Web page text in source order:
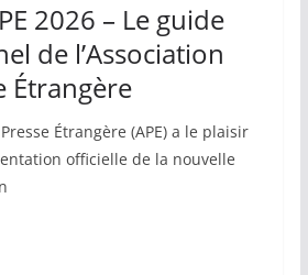
2026 – Le guide
de l’Association
Étrangère
Étrangère (APE) a le plaisir
officielle de la nouvelle